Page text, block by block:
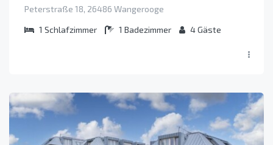
Peterstraße 18, 26486 Wangerooge
1 Schlafzimmer 1 Badezimmer 4Gäste